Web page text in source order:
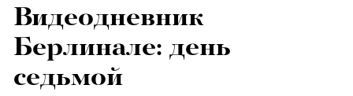
Видеодневник
Берлинале: день
седьмой